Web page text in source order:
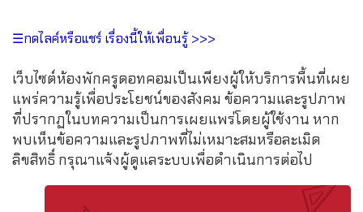
☰กดไลค์หรือแชร์ เรื่องนี้ให้เพื่อนรู้ >>>
เว็บไซต์ห้องพักครูดอทคอมเป็นเพียงผู้ให้บริการพื้นที่เผย
แพร่ความรู้เพื่อประโยชน์ของสังคม ข้อความและรูปภาพ
ที่ปรากฏในบทความเป็นการเผยแพร่โดยผู้ใช้งาน หาก
พบเห็นข้อความและรูปภาพที่ไม่เหมาะสมหรือละเมิด
ลิขสิทธิ์ กรุณาแจ้งผู้ดูแลระบบเพื่อดำเนินการต่อไป